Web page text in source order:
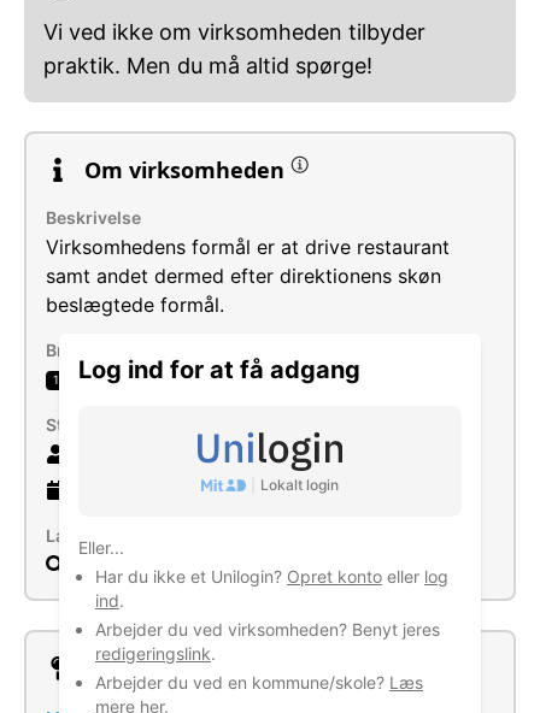
Log ind for at få adgang
Lokalt login
Eller...
Har du ikke et Unilogin? Opret konto eller log
ind.
Arbejder du ved virksomheden? Benyt jeres
redigeringslink.
Arbejder du ved en kommune/skole? Læs
mere her.
Vi ved ikke om virksomheden tilbyder
praktik. Men du må altid spørge!
Om virksomheden
Beskrivelse
Virksomhedens formål er at drive restaurant
samt andet dermed efter direktionens skøn
beslægtede formål.
Brancher
1 Servering af mad i restauranter og caféer
Størrelse
gammel virksomhed
Læs mere
Søg
Lokation